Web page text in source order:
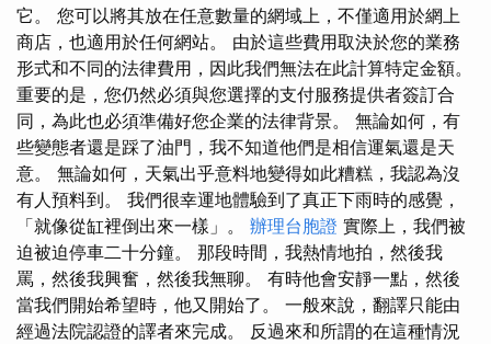
它。 您可以將其放在任意數量的網域上，不僅適用於網上
商店，也適用於任何網站。 由於這些費用取決於您的業務
形式和不同的法律費用，因此我們無法在此計算特定金額。
重要的是，您仍然必須與您選擇的支付服務提供者簽訂合
同，為此也必須準備好您企業的法律背景。 無論如何，有
些變態者還是踩了油門，我不知道他們是相信運氣還是天
意。 無論如何，天氣出乎意料地變得如此糟糕，我認為沒
有人預料到。 我們很幸運地體驗到了真正下雨時的感覺，
「就像從缸裡倒出來一樣」。 辦理台胞證 實際上，我們被
迫被迫停車二十分鐘。 那段時間，我熱情地拍，然後我
罵，然後我興奮，然後我無聊。 有時他會安靜一點，然後
當我們開始希望時，他又開始了。 一般來說，翻譯只能由
經過法院認證的譯者來完成。 反過來和所謂的在這種情況